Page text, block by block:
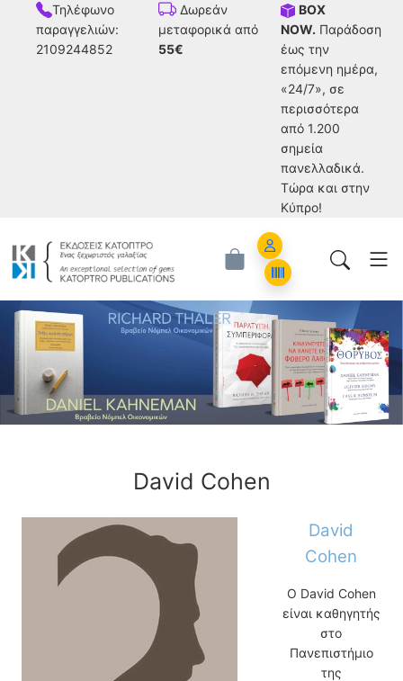
Τηλέφωνο
παραγγελιών:
2109244852
Δωρεάν
μεταφορικά από
55€
BOX
NOW. Παράδοση
έως την
επόμενη ημέρα,
«24/7», σε
περισσότερα
από 1.200
σημεία
πανελλαδικά.
Tώρα και στην
Κύπρο!
Εκδόσεις Κάτοπτρο - Επιστημονικά
Account
Orders
David Cohen
David
Cohen
Ο David Cohen
είναι καθηγητής
στο
Πανεπιστήμιο
της